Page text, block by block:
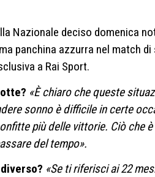
Nazionale deciso domenica
panchina azzurra nel match
a Rai Sport.
«È chiaro che queste
sonno è difficile in certe
più delle vittorie. Ciò che
del tempo».
«Se ti riferisci ai 22